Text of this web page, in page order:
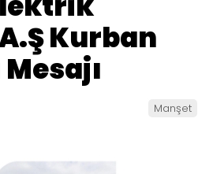
Kurban
Manşet